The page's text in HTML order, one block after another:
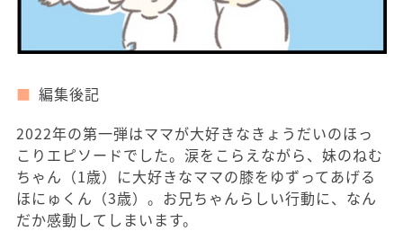
編集後記
2022年の第一弾はママが大好きなきょうだいのほっ
こりエピソードでした。涙をこらえながら、妹のねむ
ちゃん（1歳）に大好きなママの膝をゆずってあげる
ほにゅくん（3歳）。お兄ちゃんらしい行動に、なん
だか感動してしまいます。